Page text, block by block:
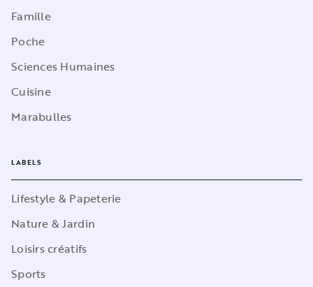
Famille
Poche
Sciences Humaines
Cuisine
Marabulles
LABELS
Lifestyle & Papeterie
Nature & Jardin
Loisirs créatifs
Sports